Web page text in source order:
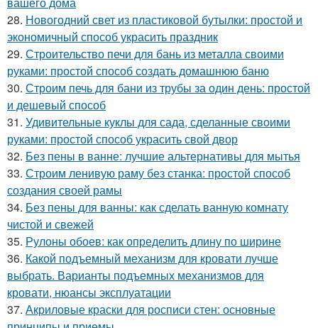
28. Новогодний свет из пластиковой бутылки: простой и
экономичный способ украсить праздник
29. Строительство печи для бань из металла своими
руками: простой способ создать домашнюю баню
30. Строим печь для бани из трубы за один день: простой
и дешевый способ
31. Удивительные куклы для сада, сделанные своими
руками: простой способ украсить свой двор
32. Без пены в ванне: лучшие альтернативы для мытья
33. Строим ленивую раму без станка: простой способ
создания своей рамы
34. Без пены для ванны: как сделать ванную комнату
чистой и свежей
35. Рулоны обоев: как определить длину по ширине
36. Какой подъемный механизм для кровати лучше
выбрать. Варианты подъемных механизмов для
кровати, нюансы эксплуатации
37. Акриловые краски для росписи стен: основные